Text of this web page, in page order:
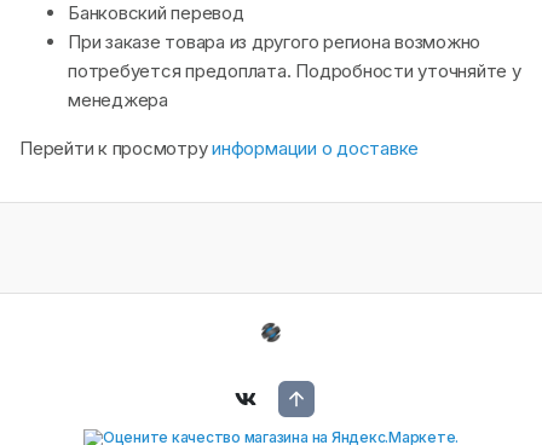
Банковский перевод
При заказе товара из другого региона возможно
потребуется предоплата. Подробности уточняйте у
менеджера
Перейти к просмотруинформации о доставке